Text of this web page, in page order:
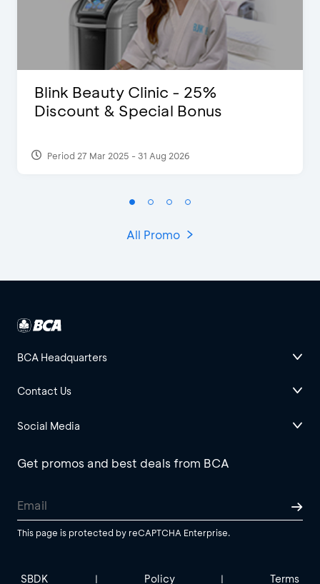
Blink Beauty Clinic - 25%
Discount & Special Bonus
Period 27 Mar 2025 - 31 Aug 2026
All Promo
BCA Headquarters
Contact Us
Social Media
Get promos and best deals from BCA
This page is protected by reCAPTCHA Enterprise.
SBDK | Policy | Terms